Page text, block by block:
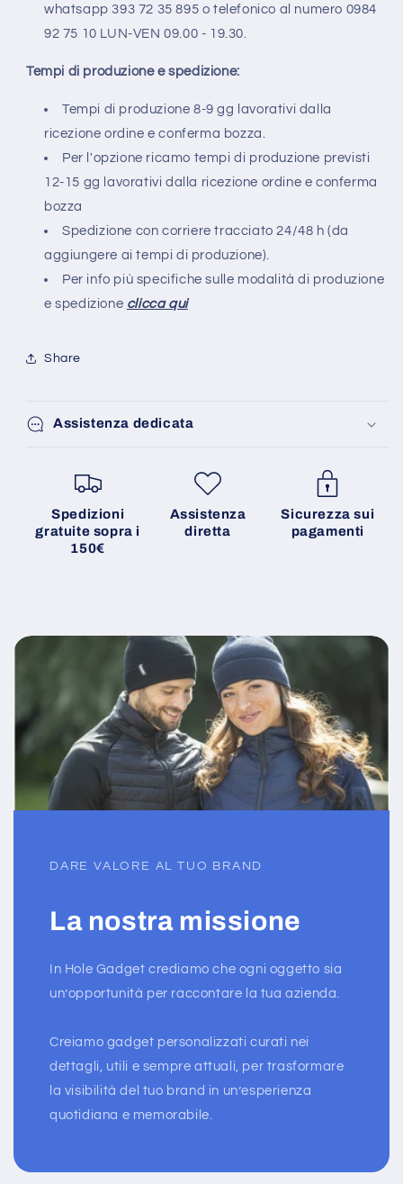
whatsapp 393 72 35 895 o telefonico al numero 0984
92 75 10 LUN-VEN 09.00 - 19.30.
Tempi di produzione e spedizione:
Tempi di produzione 8-9 gg lavorativi dalla
ricezione ordine e conferma bozza.
Per l'opzione ricamo tempi di produzione previsti
12-15 gg lavorativi dalla ricezione ordine e conferma
bozza
Spedizione con corriere tracciato 24/48 h (da
aggiungere ai tempi di produzione).
Per info più specifiche sulle modalità di produzione
e spedizione clicca qui
Share
Assistenza dedicata
Spedizioni
gratuite sopra i
150€
Assistenza
diretta
Sicurezza sui
pagamenti
DARE VALORE AL TUO BRAND
La nostra missione
In Hole Gadget crediamo che ogni oggetto sia
un’opportunità per raccontare la tua azienda.
Creiamo gadget personalizzati curati nei
dettagli, utili e sempre attuali, per trasformare
la visibilità del tuo brand in un’esperienza
quotidiana e memorabile.